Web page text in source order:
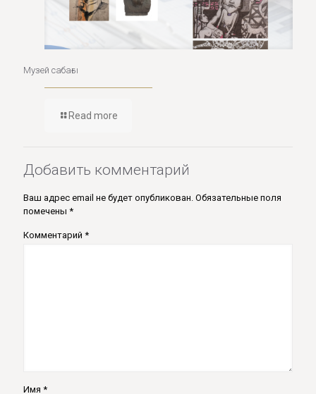
Музей сабағы
Read more
Добавить комментарий
Ваш адрес email не будет опубликован. Обязательные поля
помечены *
Комментарий *
Имя *